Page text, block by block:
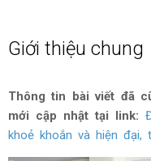
Giới thiệu chung
Thông tin bài viết đã
mới cập nhật tại link:
khoẻ khoắn và hiện